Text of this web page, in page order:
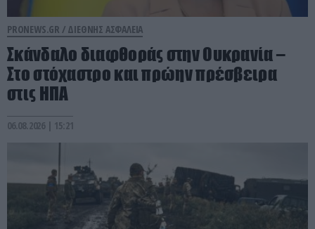
PRONEWS.GR / ΔΙΕΘΝΗΣ ΑΣΦΑΛΕΙΑ
Σκάνδαλο διαφθοράς στην Ουκρανία –
Στο στόχαστρο και πρώην πρέσβειρα
στις ΗΠΑ
06.08.2026 | 15:21